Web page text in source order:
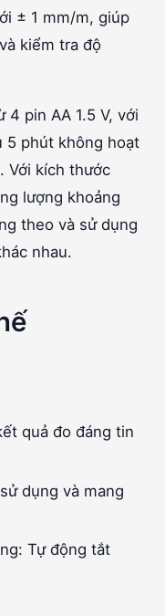
± 1 mm/m, giúp
kiểm tra độ
4 pin AA 1.5 V, với
5 phút không hoạt
Với kích thước
lượng khoảng
theo và sử dụng
nhau.
quả đo đáng tin
dụng và mang
Tự động tắt